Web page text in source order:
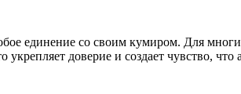
единение со своим кумиром. Для
доверие и создает чувство, что